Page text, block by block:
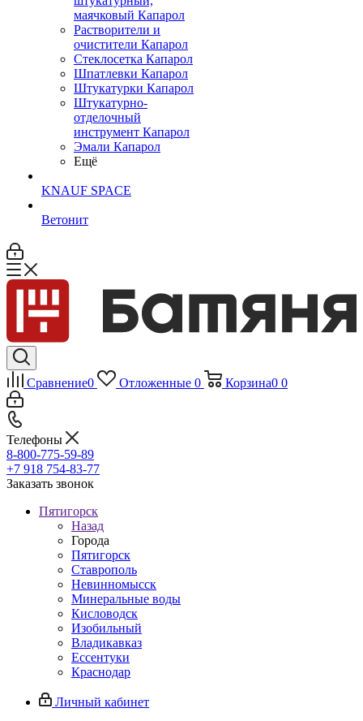
маячковый Капарол
Растворители и
очистители Капарол
Cтеклосетка Капарол
Шпатлевки Капарол
Штукатурки Капарол
Штукатурно-
отделочный
инструмент Капарол
Эмали Капарол
Ещё
KNAUF SPACE
Ветонит
Сравнение0 Отложенные 0 Корзина0 0
Телефоны
8-800-775-59-89
+7 918 754-83-77
Заказать звонок
Пятигорск
Назад
Города
Пятигорск
Ставрополь
Невинномысск
Минеральные воды
Кисловодск
Изобильный
Владикавказ
Ессентуки
Краснодар
Личный кабинет